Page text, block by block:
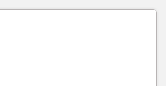
Connexion